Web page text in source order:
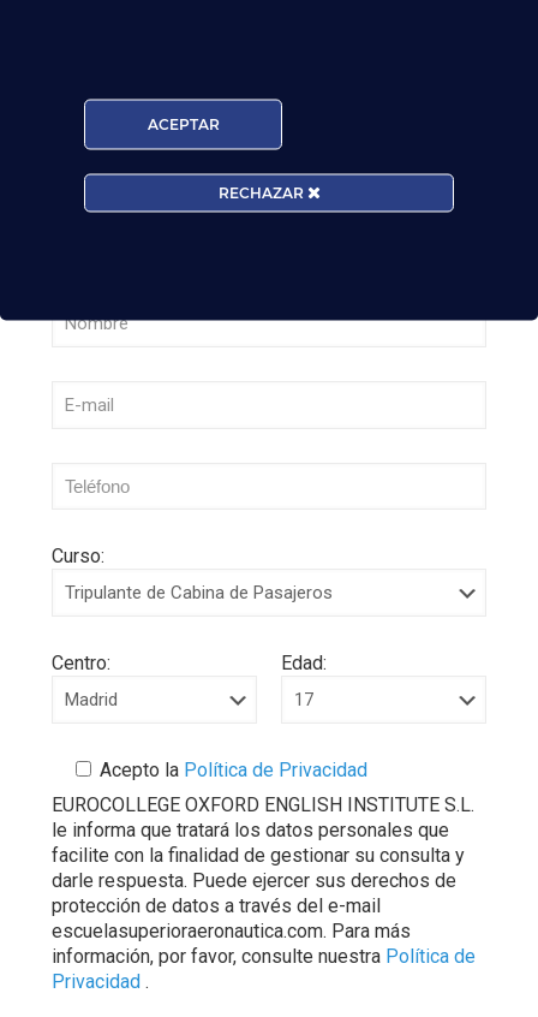
– Tercer cuatrimestre 2026
Leer más
Curso:
Centro: Edad:
Acepto la Política de Privacidad
EUROCOLLEGE OXFORD ENGLISH INSTITUTE S.L.
le informa que tratará los datos personales que
facilite con la finalidad de gestionar su consulta y
darle respuesta. Puede ejercer sus derechos de
protección de datos a través del e-mail
escuelasuperioraeronautica.com. Para más
información, por favor, consulte nuestra Política de
Privacidad .
ACEPTAR
RECHAZAR